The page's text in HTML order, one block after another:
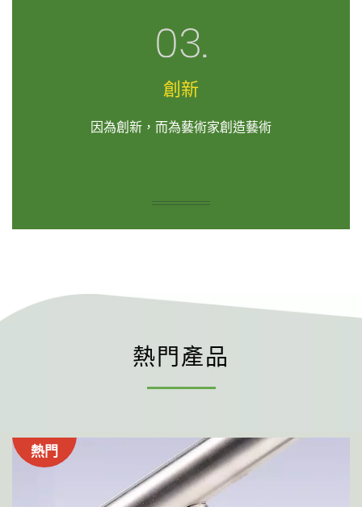
創新
因為創新，而為藝術家創造藝術
熱門產品
熱門